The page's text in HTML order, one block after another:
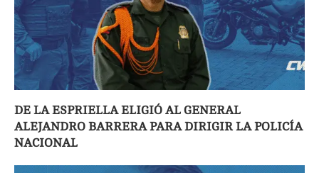
DE LA ESPRIELLA ELIGIÓ AL GENERAL
ALEJANDRO BARRERA PARA DIRIGIR LA POLICÍA
NACIONAL